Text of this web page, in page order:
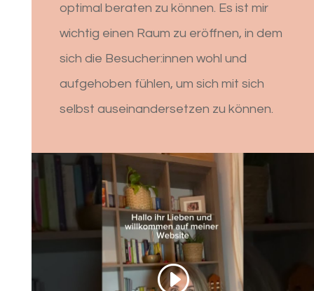
optimal beraten zu können. Es ist mir
wichtig einen Raum zu eröffnen, in dem
sich die Besucher:innen wohl und
aufgehoben fühlen, um sich mit sich
selbst auseinandersetzen zu können.